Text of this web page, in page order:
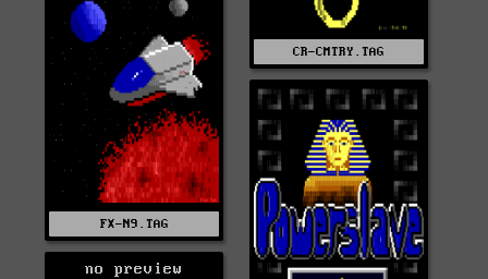
CR-CMTRY.TAG
FX-N9.TAG
no preview